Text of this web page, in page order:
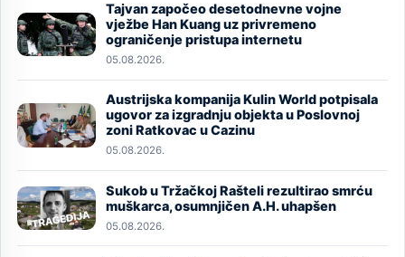
Image
Tajvan započeo desetodnevne vojne
vježbe Han Kuang uz privremeno
ograničenje pristupa internetu
05.08.2026.
Image
Austrijska kompanija Kulin World potpisala
ugovor za izgradnju objekta u Poslovnoj
zoni Ratkovac u Cazinu
05.08.2026.
Image
Sukob u Tržačkoj Rašteli rezultirao smrću
muškarca, osumnjičen A.H. uhapšen
05.08.2026.